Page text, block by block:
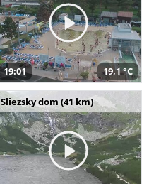
19:01 19,1 °C
Sliezsky dom (41 km)